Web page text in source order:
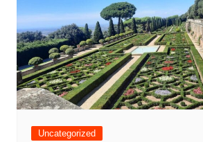
Uncategorized